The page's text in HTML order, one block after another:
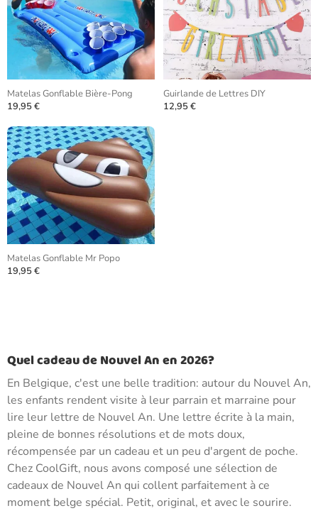
Matelas Gonflable Bière-Pong
19,95 €
Guirlande de Lettres DIY
12,95 €
Matelas Gonflable Mr Popo
19,95 €
Quel cadeau de Nouvel An en 2026?
En Belgique, c'est une belle tradition: autour du Nouvel An,
les enfants rendent visite à leur parrain et marraine pour
lire leur lettre de Nouvel An. Une lettre écrite à la main,
pleine de bonnes résolutions et de mots doux,
récompensée par un cadeau et un peu d'argent de poche.
Chez CoolGift, nous avons composé une sélection de
cadeaux de Nouvel An qui collent parfaitement à ce
moment belge spécial. Petit, original, et avec le sourire.